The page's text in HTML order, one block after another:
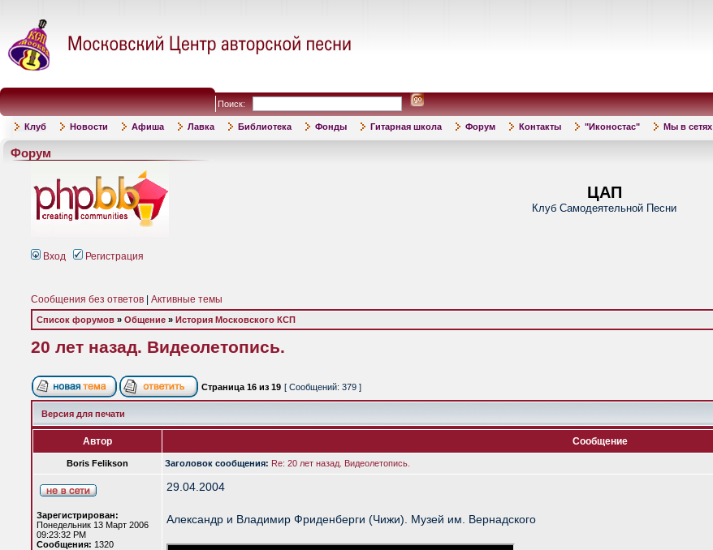
Поиск:
Клуб Новости Афиша Лавка Библиотека Фонды Гитарная школа Форум Контакты "Иконостас" Мы в сетях
Форум
ЦАП
Клуб Самодеятельной Песни
Вход Регистрация
Сообщения без ответов Активные темы
Список форумов » Общение » История Московского КСП
20 лет назад. Видеолетопись.
Страница 16 из 19 [ Сообщений: 379 ]
Версия для печати
Автор Сообщение
Boris Felikson Заголовок сообщения: Re: 20 лет назад. Видеолетопись.
Зарегистрирован:
Понедельник 13 Март 2006
09:23:32 PM
Сообщения: 1320
29.04.2004
Александр и Владимир Фриденберги (Чижи). Музей им. Вернадского